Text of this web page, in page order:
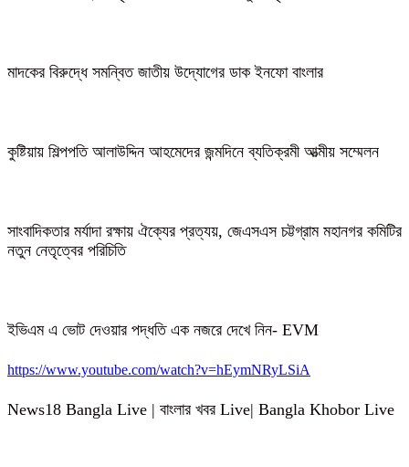
মাদকের বিরুদ্ধে সমন্বিত জাতীয় উদ্যোগের ডাক ইনফো বাংলার
কুষ্টিয়ায় শিল্পপতি আলাউদ্দিন আহমেদের জন্মদিনে ব্যতিক্রমী আত্মীয় সম্মেলন
সাংবাদিকতার মর্যাদা রক্ষায় ঐক্যের প্রত্যয়, জেএসএস চট্টগ্রাম মহানগর কমিটির
নতুন নেতৃত্বের পরিচিতি
ইভিএম এ ভোট দেওয়ার পদ্ধতি এক নজরে দেখে নিন- EVM
https://www.youtube.com/watch?v=hEymNRyLSiA
News18 Bangla Live | বাংলার খবর Live| Bangla Khobor Live